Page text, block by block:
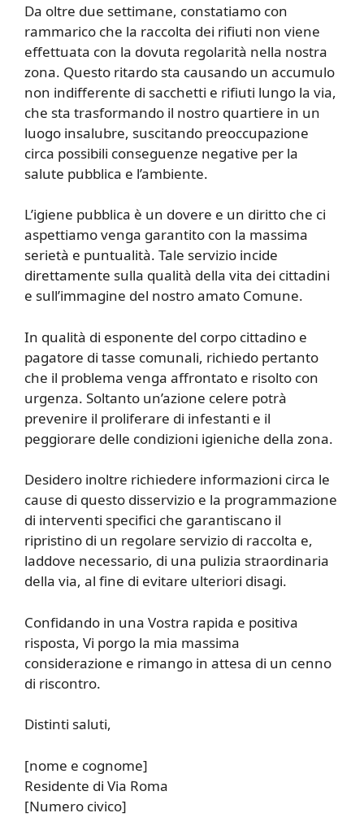
Da oltre due settimane, constatiamo con
rammarico che la raccolta dei rifiuti non viene
effettuata con la dovuta regolarità nella nostra
zona. Questo ritardo sta causando un accumulo
non indifferente di sacchetti e rifiuti lungo la via,
che sta trasformando il nostro quartiere in un
luogo insalubre, suscitando preoccupazione
circa possibili conseguenze negative per la
salute pubblica e l’ambiente.
L’igiene pubblica è un dovere e un diritto che ci
aspettiamo venga garantito con la massima
serietà e puntualità. Tale servizio incide
direttamente sulla qualità della vita dei cittadini
e sull’immagine del nostro amato Comune.
In qualità di esponente del corpo cittadino e
pagatore di tasse comunali, richiedo pertanto
che il problema venga affrontato e risolto con
urgenza. Soltanto un’azione celere potrà
prevenire il proliferare di infestanti e il
peggiorare delle condizioni igieniche della zona.
Desidero inoltre richiedere informazioni circa le
cause di questo disservizio e la programmazione
di interventi specifici che garantiscano il
ripristino di un regolare servizio di raccolta e,
laddove necessario, di una pulizia straordinaria
della via, al fine di evitare ulteriori disagi.
Confidando in una Vostra rapida e positiva
risposta, Vi porgo la mia massima
considerazione e rimango in attesa di un cenno
di riscontro.
Distinti saluti,
[nome e cognome]
Residente di Via Roma
[Numero civico]